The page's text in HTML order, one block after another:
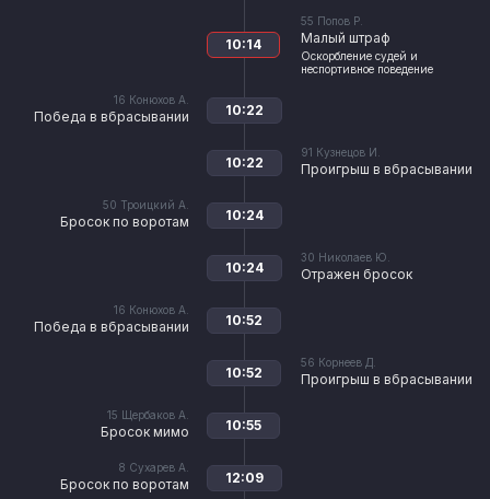
55 Попов Р.
Малый штраф
Оскорбление судей и
неспортивное поведение
10:14
16 Конюхов А.
Победа в вбрасывании 10:22
91 Кузнецов И.
Проигрыш в вбрасывании
10:22
50 Троицкий А.
Бросок по воротам 10:24
30 Николаев Ю.
Отражен бросок
10:24
16 Конюхов А.
Победа в вбрасывании 10:52
56 Корнеев Д.
Проигрыш в вбрасывании
10:52
15 Щербаков А.
Бросок мимо 10:55
8 Сухарев А.
Бросок по воротам 12:09